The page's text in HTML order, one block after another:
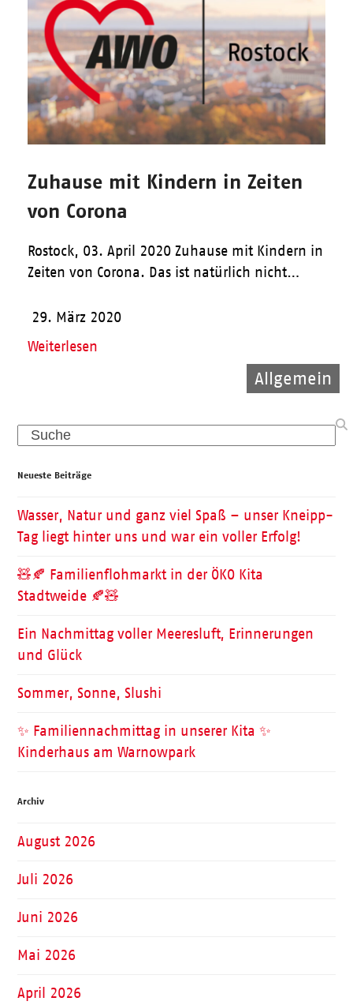
Migration
Allgemein
Allgemein
Zuhause mit Kindern in Zeiten
von Corona
Rostock, 03. April 2020 Zuhause mit Kindern in
Zeiten von Corona. Das ist natürlich nicht…
29. März 2020
Weiterlesen
Search
Neueste Beiträge
Wasser, Natur und ganz viel Spaß – unser Kneipp-
Tag liegt hinter uns und war ein voller Erfolg!
🧸🍂 Familienflohmarkt in der ÖKO Kita
Stadtweide 🍂🧸
Ein Nachmittag voller Meeresluft, Erinnerungen
und Glück
Sommer, Sonne, Slushi
✨ Familiennachmittag in unserer Kita ✨
Kinderhaus am Warnowpark
Archiv
August 2026
Juli 2026
Juni 2026
Mai 2026
April 2026